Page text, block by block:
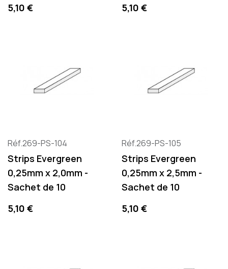
Precio
5,10 €
Precio
5,10 €
Réf.269-PS-104
Strips Evergreen
0,25mm x 2,0mm -
Sachet de 10
Precio
5,10 €
Réf.269-PS-105
Strips Evergreen
0,25mm x 2,5mm -
Sachet de 10
Precio
5,10 €